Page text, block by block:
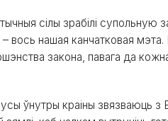
сілы зрабілі супольную
вось нашая канчатковая
закона, павага да
ўнутры краіны звязваюць